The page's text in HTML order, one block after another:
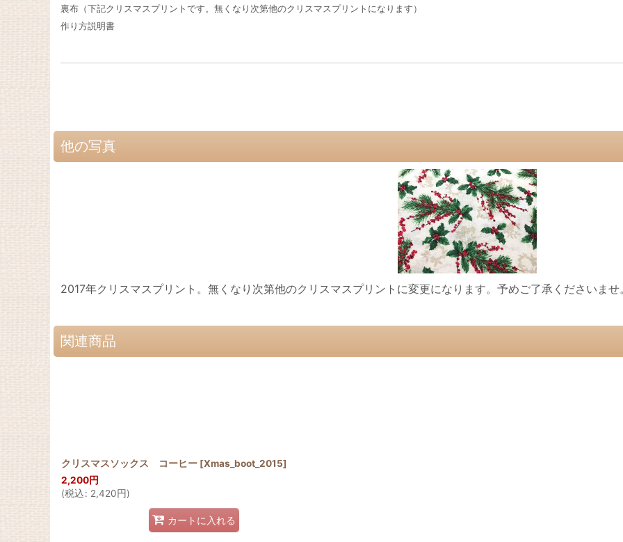
裏布（下記クリスマスプリントです。無くなり次第他のクリスマスプリントになります）
作り方説明書
他の写真
2017年クリスマスプリント。無くなり次第他のクリスマスプリントに変更になります。予めご了承くださいませ
関連商品
クリスマスソックス コーヒー [Xmas_boot_2015]
2,200円
(税込: 2,420円)
カートに入れる